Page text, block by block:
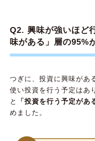
Q2. 興味が強いほど
味がある」層の95%
つぎに、投資に興味があ
使い投資を行う予定はあ
と
「投資を行う予定があ
めました。